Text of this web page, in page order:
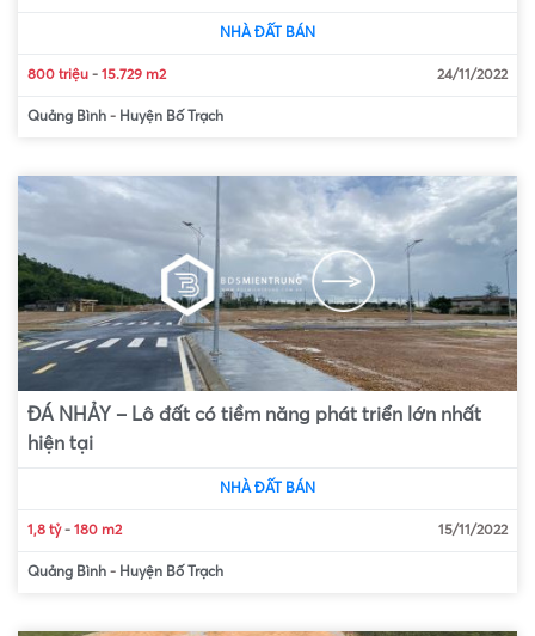
NHÀ ĐẤT BÁN
800 triệu - 15.729 m2 24/11/2022
Quảng Bình - Huyện Bố Trạch
ĐÁ NHẢY – Lô đất có tiềm năng phát triển lớn nhất
hiện tại
NHÀ ĐẤT BÁN
1,8 tỷ- 180 m2 15/11/2022
Quảng Bình - Huyện Bố Trạch